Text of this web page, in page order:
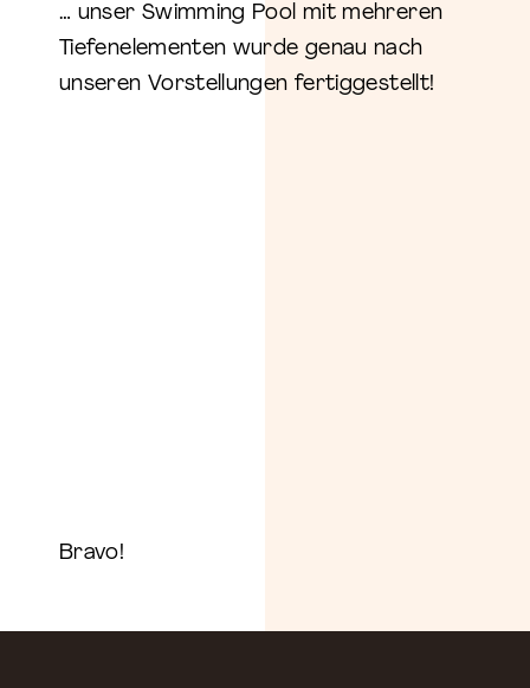
… unser Swimming Pool mit mehreren
Tiefenelementen wurde genau nach
unseren Vorstellungen fertiggestellt!
Bravo!